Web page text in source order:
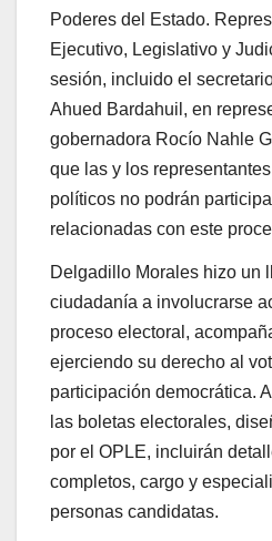
Poderes del Estado.
Ejecutivo, Legislativo y
sesión, incluido el
Ahued Bardahuil, en
gobernadora Rocío Nahle
que las y los
políticos no podrán
relacionadas con este
Delgadillo Morales hizo un
ciudadanía a involucrarse
proceso electoral,
ejerciendo su derecho al
participación democrática.
las boletas electorales,
por el OPLE, incluirán
completos, cargo y
personas candidatas.